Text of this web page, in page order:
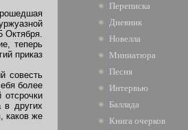
Октября.
теперь
приказ
совесть
более
в других
каков же
Переписка
Дневник
Новелла
Миниатюра
Песня
Интервью
Баллада
Книга очерков